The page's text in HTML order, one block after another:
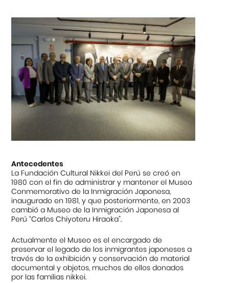
Antecedentes
La Fundación Cultural Nikkei del Perú se creó en
1980 con el fin de administrar y mantener el Museo
Conmemorativo de la Inmigración Japonesa,
inaugurado en 1981, y que posteriormente, en 2003
cambió a Museo de la Inmigración Japonesa al
Perú “Carlos Chiyoteru Hiraoka”.
Actualmente el Museo es el encargado de
preservar el legado de los inmigrantes japoneses a
través de la exhibición y conservación de material
documental y objetos, muchos de ellos donados
por las familias nikkei.